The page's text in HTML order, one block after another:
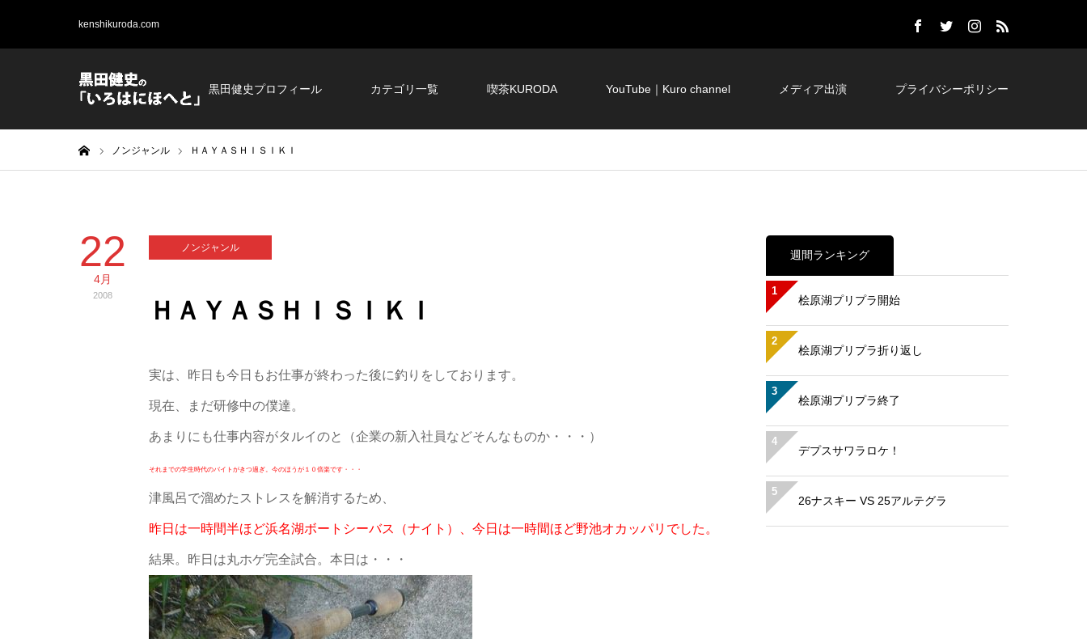
kenshikuroda.com
黒田健史プロフィール カテゴリ一覧 喫茶KURODA YouTube｜Kuro channel メディア出演 プライバシーポリシー
ノンジャンル ＨＡＹＡＳＨＩＳＩＫＩ
22
4月
2008
ノンジャンル
ＨＡＹＡＳＨＩＳＩＫＩ
実は、昨日も今日もお仕事が終わった後に釣りをしております。
現在、まだ研修中の僕達。
あまりにも仕事内容がタルイのと（企業の新入社員などそんなものか・・・）
それまでの学生時代のバイトがきつ過ぎ。今のほうが１０倍楽です・・・
津風呂で溜めたストレスを解消するため、
昨日は一時間半ほど浜名湖ボートシーバス（ナイト）、今日は一時間ほど野池オカッパリでした。
結果。昨日は丸ホゲ完全試合。本日は・・・
週間ランキング
1
桧原湖プリプラ開始
2
桧原湖プリプラ折り返し
3
桧原湖プリプラ終了
4
デプスサワラロケ！
5
26ナスキー VS 25アルテグラ